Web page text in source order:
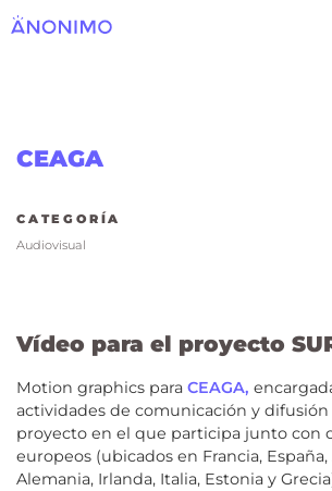
CEAGA
CATEGORÍA
Audiovisual
Vídeo para el proyecto
Motion graphics para CEAGA,
actividades de comunicación y difusión
proyecto en el que participa junto con
europeos (ubicados en Francia, España,
Alemania, Irlanda, Italia, Estonia y